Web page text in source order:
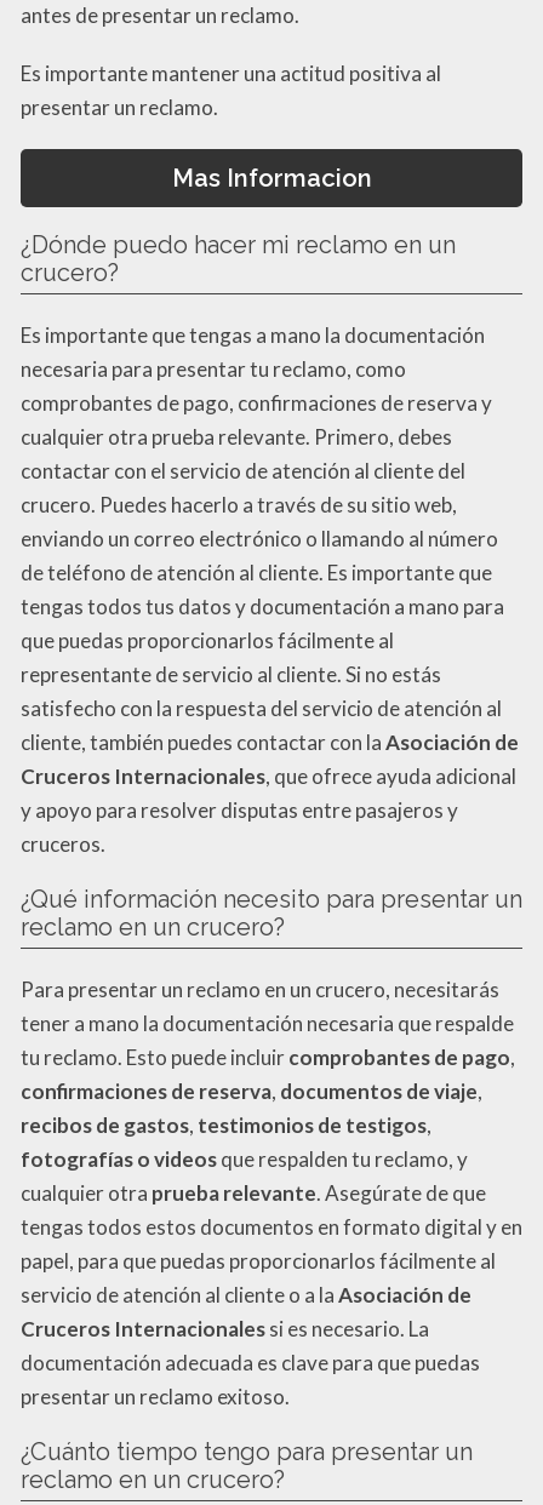
antes de presentar un reclamo.
Es importante mantener una actitud positiva al
presentar un reclamo.
Mas Informacion
¿Dónde puedo hacer mi reclamo en un
crucero?
Es importante que tengas a mano la documentación
necesaria para presentar tu reclamo, como
comprobantes de pago, confirmaciones de reserva y
cualquier otra prueba relevante. Primero, debes
contactar con el servicio de atención al cliente del
crucero. Puedes hacerlo a través de su sitio web,
enviando un correo electrónico o llamando al número
de teléfono de atención al cliente. Es importante que
tengas todos tus datos y documentación a mano para
que puedas proporcionarlos fácilmente al
representante de servicio al cliente. Si no estás
satisfecho con la respuesta del servicio de atención al
cliente, también puedes contactar con laAsociación de
Cruceros Internacionales, que ofrece ayuda adicional
y apoyo para resolver disputas entre pasajeros y
cruceros.
¿Qué información necesito para presentar un
reclamo en un crucero?
Para presentar un reclamo en un crucero, necesitarás
tener a mano la documentación necesaria que respalde
tu reclamo. Esto puede incluircomprobantes de pago,
confirmaciones de reserva, documentos de viaje,
recibos de gastos, testimonios de testigos,
fotografías o videosque respalden tu reclamo, y
cualquier otra prueba relevante. Asegúrate de que
tengas todos estos documentos en formato digital y en
papel, para que puedas proporcionarlos fácilmente al
servicio de atención al cliente o a laAsociación de
Cruceros Internacionalessi es necesario. La
documentación adecuada es clave para que puedas
presentar un reclamo exitoso.
¿Cuánto tiempo tengo para presentar un
reclamo en un crucero?